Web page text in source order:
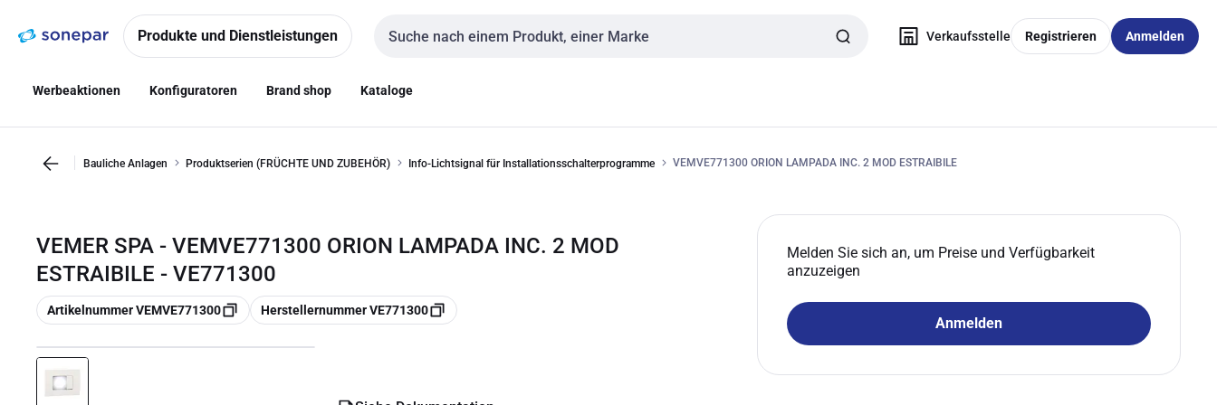
NavigationInhalt
Produkte und Dienstleistungen
Sucheingabe
Verkaufsstelle Registrieren Anmelden
Werbeaktionen Konfiguratoren Brand shop Kataloge
Bauliche Anlagen Produktserien (FRÜCHTE UND ZUBEHÖR) Info-Lichtsignal für Installationsschalterprogramme VEMVE771300 ORION LAMPADA INC. 2 MOD ESTRAIBILE
VEMER SPA - VEMVE771300 ORION LAMPADA INC. 2 MOD
ESTRAIBILE - VE771300
Kopieren
Artikelnummer VEMVE771300 Kopieren
Herstellernummer VE771300
Melden Sie sich an, um Preise und Verfügbarkeit
anzuzeigen
Anmelden